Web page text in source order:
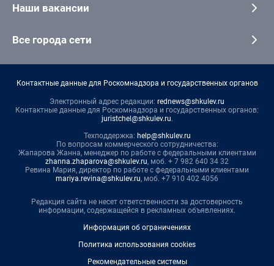
Наши вакансии
Все города сети
Контактные данные для Роскомнадзора и государственных органов
Электронный адрес редакции: rednews@shkulev.ru
Контактные данные для Роскомнадзора и государственных органов:
juristchel@shkulev.ru.
Техподдержка: help@shkulev.ru
По вопросам коммерческого сотрудничества:
Жапарова Жанна, менеджер по работе с федеральными клиентами
zhanna.zhaparova@shkulev.ru, моб. + 7 982 640 34 32
Ревина Мария, директор по работе с федеральными клиентами
mariya.revina@shkulev.ru, моб. +7 910 402 4056
Редакция сайта не несет ответственности за достоверность
информации, содержащейся в рекламных объявлениях.
Информация об ограничениях
Политика использования cookies
Рекомендательные системы